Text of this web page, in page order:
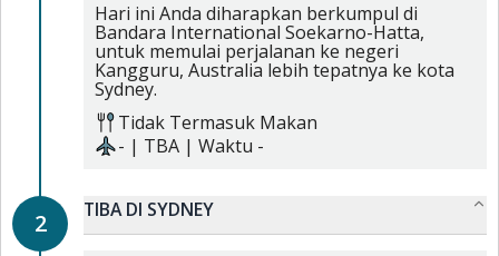
Hari ini Anda diharapkan berkumpul di
Bandara International Soekarno-Hatta,
untuk memulai perjalanan ke negeri
Kangguru, Australia lebih tepatnya ke kota
Sydney.
Tidak Termasuk Makan
- | TBA | Waktu -
2 TIBA DI SYDNEY